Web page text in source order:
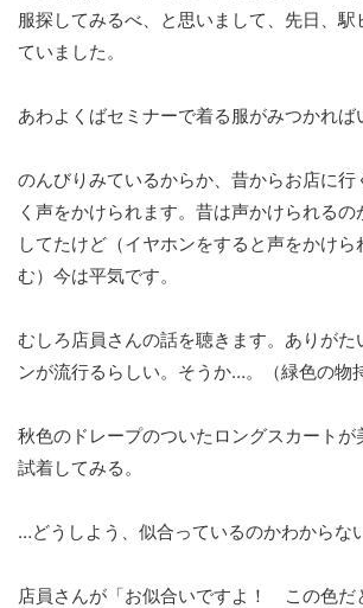
服探してみるべ、と思いまして、先日、駅
ていました。
あわよくばセミナーで着る服がみつかれば
のんびりみているからか、昔からお店に行
く声をかけられます。昔は声かけられる
してたけど（イヤホンをすると声をかけら
む）今は平気です。
むしろ店員さんの話を聴きます。ありがた
ンが流行るらしい。そうか…。（緑色の物
秋色のドレープのついたロングスカートが
試着してみる。
…どうしよう、似合っているのかわからな
店員さんが「お似合いですよ！ この色だ